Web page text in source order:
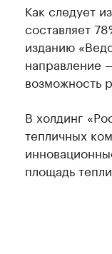
Как следует
составляет
изданию
направление
возможность
В холдинг
тепличных
площадь